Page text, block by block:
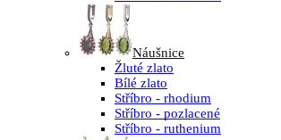
Náušnice
Žluté zlato
Bílé zlato
Stříbro - rhodium
Stříbro - pozlacené
Stříbro - ruthenium